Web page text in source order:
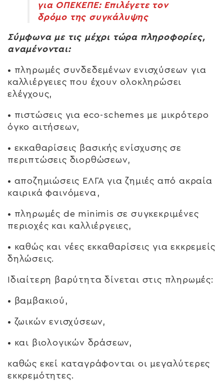
για ΟΠΕΚΕΠΕ: Επιλέγετε τον
δρόμο της συγκάλυψης
Σύμφωνα με τις μέχρι τώρα πληροφορίες,
αναμένονται:
• πληρωμές συνδεδεμένων ενισχύσεων για
καλλιέργειες που έχουν ολοκληρώσει
ελέγχους,
• πιστώσεις για eco-schemes με μικρότερο
όγκο αιτήσεων,
• εκκαθαρίσεις βασικής ενίσχυσης σε
περιπτώσεις διορθώσεων,
• αποζημιώσεις ΕΛΓΑ για ζημιές από ακραία
καιρικά φαινόμενα,
• πληρωμές de minimis σε συγκεκριμένες
περιοχές και καλλιέργειες,
• καθώς και νέες εκκαθαρίσεις για εκκρεμείς
δηλώσεις.
Ιδιαίτερη βαρύτητα δίνεται στις πληρωμές:
• βαμβακιού,
• ζωικών ενισχύσεων,
• και βιολογικών δράσεων,
καθώς εκεί καταγράφονται οι μεγαλύτερες
εκκρεμότητες.